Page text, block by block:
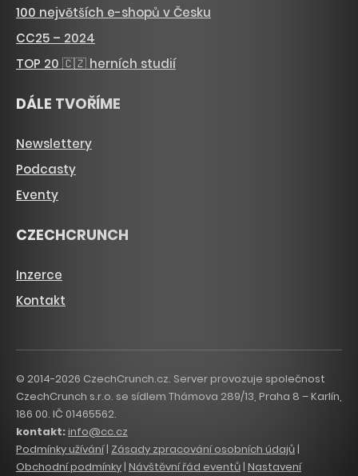
100 největších e-shopů v Česku
CC25 – 2024
TOP 20 🇨🇿 herních studií
DÁLE TVOŘÍME
Newslettery
Podcasty
Eventy
CZECHCRUNCH
Inzerce
Kontakt
© 2014-2026 CzechCrunch.cz. Server provozuje společnost
CzechCrunch s.r.o. se sídlem Thámova 289/13, Praha 8 – Karlín,
186 00. IČ 01465562.
kontakt:info@cc.cz
Podmínky užívání| Zásady zpracování osobních údajů |
Obchodní podmínky | Návštěvní řád eventů | Nastavení